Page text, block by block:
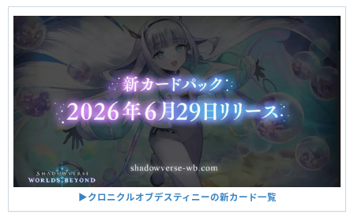
▶︎クロニクルオブデスティニーの新カード一覧